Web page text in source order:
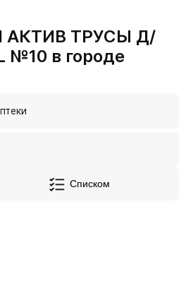
АКТИВ ТРУСЫ Д/
в городе
Списком